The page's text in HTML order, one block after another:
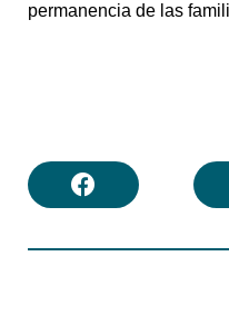
permanencia de las